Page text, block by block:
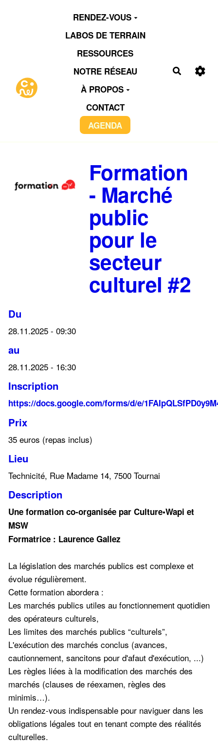
Aller au contenu principal
RENDEZ-VOUS
LABOS DE TERRAIN
RESSOURCES
NOTRE RÉSEAU
À PROPOS
CONTACT
AGENDA
Formation
- Marché
public
pour le
secteur
culturel #2
Du
28.11.2025 - 09:30
au
28.11.2025 - 16:30
Inscription
https://docs.google.com/forms/d/e/
Prix
35 euros (repas inclus)
Lieu
Technicité, Rue Madame 14, 7500 Tournai
Description
Une formation co-organisée par Culture•Wapi et
MSW
Formatrice : Laurence Gallez
La législation des marchés publics est complexe et
évolue régulièrement.
Cette formation abordera :
Les marchés publics utiles au fonctionnement quotidien
des opérateurs culturels,
Les limites des marchés publics “culturels”,
L'exécution des marchés conclus (avances,
cautionnement, sancitons pour d'afaut d'exécution, ...)
Les règles liées à la modification des marchés des
marchés (clauses de réexamen, règles des
minimis…).
Un rendez-vous indispensable pour naviguer dans les
obligations légales tout en tenant compte des réalités
culturelles.